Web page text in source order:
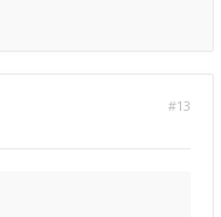
#13